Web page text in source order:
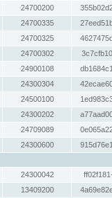
24700200
24700335
24700325
24700302
24900108
24300304
24500100
24300202
24709089
24300600
24300042
13409200